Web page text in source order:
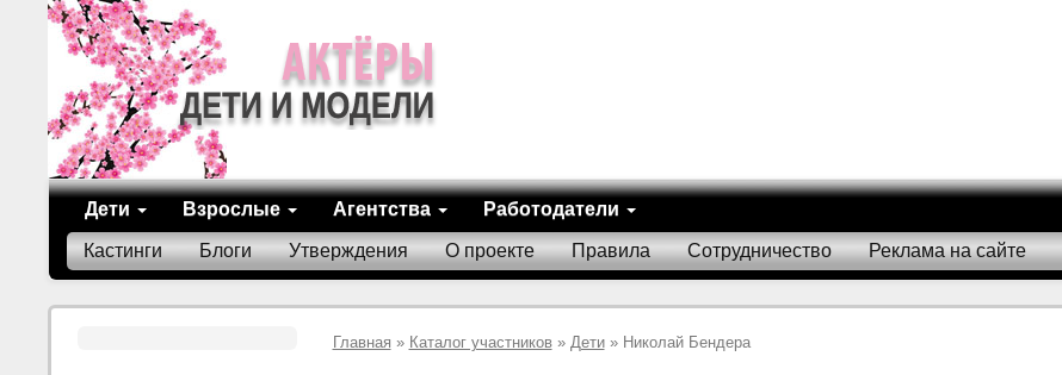
Дети Взрослые Агентства Работодатели
Кастинги Блоги Утверждения О проекте Правила Сотрудничество Реклама на сайте
Главная » Каталог участников» Дети» Николай Бендера